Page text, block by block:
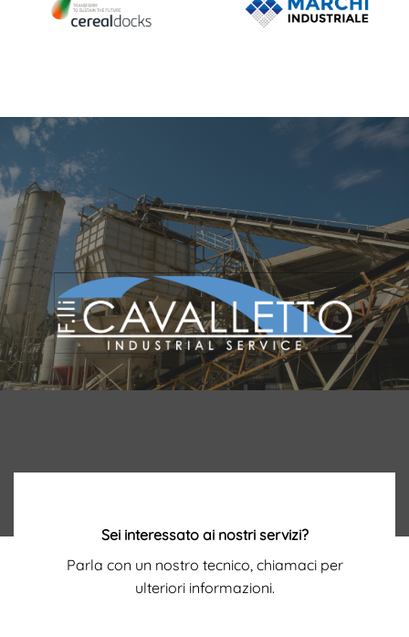
Sei interessato ai nostri servizi?
Parla con un nostro tecnico, chiamaci per
ulteriori informazioni.